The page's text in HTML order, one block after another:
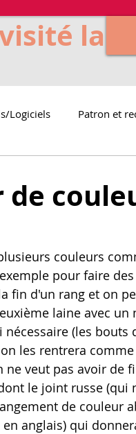
la
Logiciels Patron et
pour faire
fin d'un rang et on
laine avec un
(les bouts
les rentrera
veut pas avoir de
le joint russe (qui
de couleur
anglais) qui